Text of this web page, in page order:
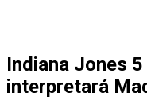
Indiana Jones
interpretará